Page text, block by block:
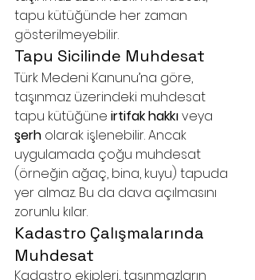
tapu kütüğünde her zaman
gösterilmeyebilir.
Tapu Sicilinde Muhdesat
Türk Medeni Kanunu’na göre,
taşınmaz üzerindeki muhdesat
tapu kütüğüne irtifak hakkı veya
şerh olarak işlenebilir. Ancak
uygulamada çoğu muhdesat
(örneğin ağaç, bina, kuyu) tapuda
yer almaz. Bu da dava açılmasını
zorunlu kılar.
Kadastro Çalışmalarında
Muhdesat
Kadastro ekipleri, taşınmazların